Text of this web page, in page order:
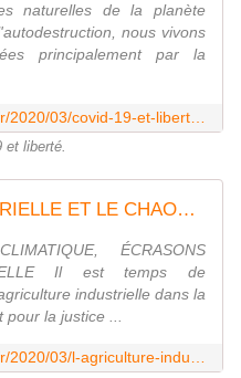
naturelles de la planète
nous vivons
principalement par la
et liberté.
L'AGRICULTURE INDUSTRIELLE ET LE CHAOS CLIMATIQUE - Socialisme libertaire
ÉCRASONS
Il est temps de
industrielle dans la
la justice ...